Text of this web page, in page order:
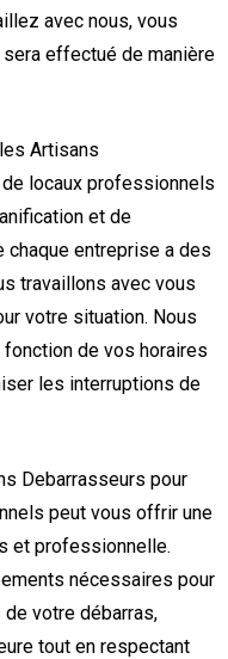
avec nous, vous
effectué de manière
Artisans
locaux professionnels
et de
chaque entreprise a des
travaillons avec vous
votre situation. Nous
de vos horaires
les interruptions de
Debarrasseurs pour
peut vous offrir une
et professionnelle.
nécessaires pour
votre débarras,
tout en respectant